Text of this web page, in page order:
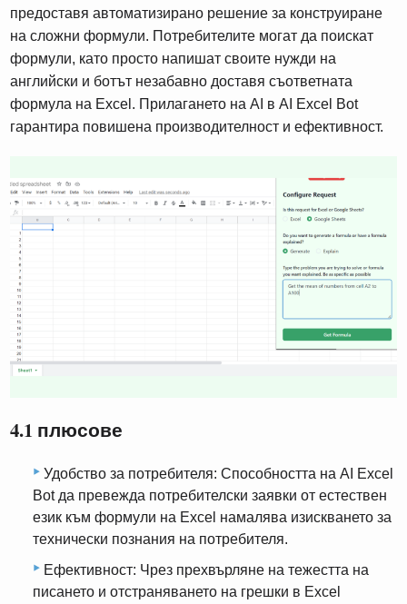
предоставя автоматизирано решение за конструиране
на сложни формули. Потребителите могат да поискат
формули, като просто напишат своите нужди на
английски и ботът незабавно доставя съответната
формула на Excel. Прилагането на AI в AI Excel Bot
гарантира повишена производителност и ефективност.
4.1 плюсове
Удобство за потребителя: Способността на AI Excel
Bot да превежда потребителски заявки от естествен
език към формули на Excel намалява изискването за
технически познания на потребителя.
Ефективност: Чрез прехвърляне на тежестта на
писането и отстраняването на грешки в Excel